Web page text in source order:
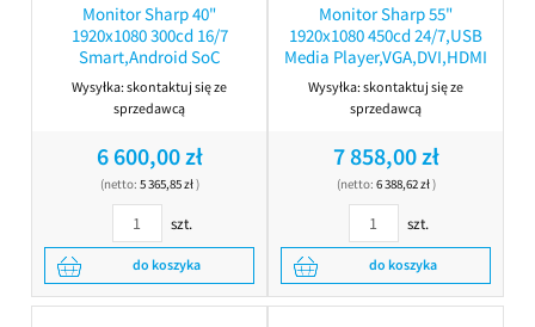
Monitor Sharp 40"
1920x1080 300cd 16/7
Smart,Android SoC
Wysyłka:skontaktuj się ze
sprzedawcą
6 600,00 zł
(netto: 5 365,85 zł)
szt.
do koszyka
Monitor Sharp 55"
1920x1080 450cd 24/7,USB
Media Player,VGA,DVI,HDMI
Wysyłka:skontaktuj się ze
sprzedawcą
7 858,00 zł
(netto: 6 388,62 zł)
szt.
do koszyka